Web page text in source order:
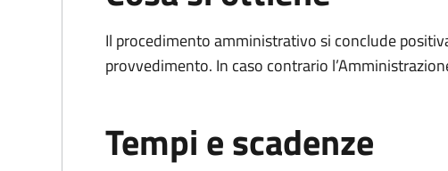
Il procedimento amministrativo si conclude
provvedimento. In caso contrario
Tempi e scadenze